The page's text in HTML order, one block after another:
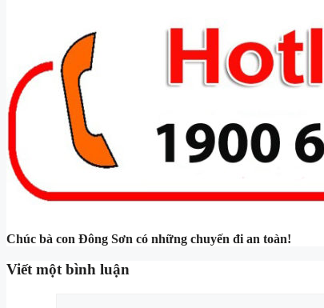
Chúc bà con Đông Sơn có những chuyến đi an toàn!
Viết một bình luận